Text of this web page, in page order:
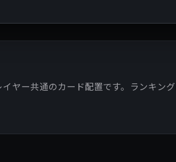
ヤー共通のカード配置です。ランキング